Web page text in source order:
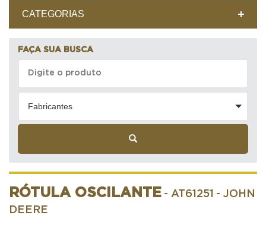
CATEGORIAS
FAÇA SUA BUSCA
Fabricantes
RÓTULA OSCILANTE - AT61251 - JOHN
DEERE